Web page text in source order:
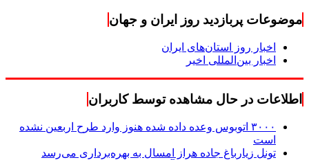
موضوعات پربازدید روز ایران و جهان
اخبار روز استان‌های ایران
اخبار بین‌المللی اخیر
اطلاعات در حال مشاهده توسط کاربران
۳۰۰۰ اتوبوس وعده داده شده هنوز وارد طرح اربعین نشده
است
تونل زیارباغ جاده هراز امسال به بهره‌برداری می‌رسد